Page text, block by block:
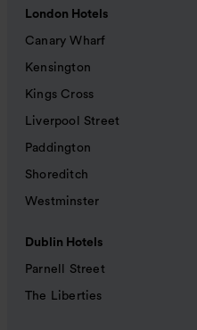
London Hotels
Canary Wharf
Kensington
Kings Cross
Liverpool Street
Paddington
Shoreditch
Westminster
Dublin Hotels
Parnell Street
The Liberties